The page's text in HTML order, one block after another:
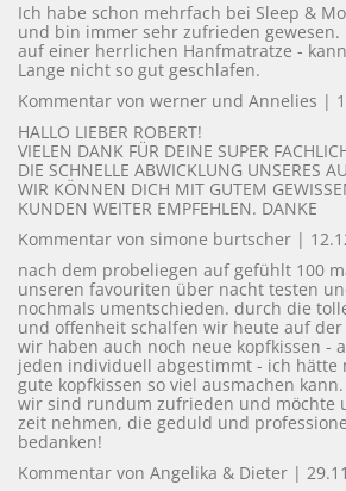
Ich habe schon mehrfach bei Sleep &
und bin immer sehr zufrieden gewesen.
auf einer herrlichen Hanfmatratze -
Lange nicht so gut geschlafen.
Kommentar von werner und Annelies |
HALLO LIEBER ROBERT!
VIELEN DANK FÜR DEINE SUPER
DIE SCHNELLE ABWICKLUNG UNSERES
WIR KÖNNEN DICH MIT GUTEM
KUNDEN WEITER EMPFEHLEN. DANKE
Kommentar von simone burtscher |
nach dem probeliegen auf gefühlt 100
unseren favouriten über nacht testen
nochmals umentschieden. durch die
und offenheit schalfen wir heute auf
wir haben auch noch neue kopfkissen -
jeden individuell abgestimmt - ich hätte
gute kopfkissen so viel ausmachen kann.
wir sind rundum zufrieden und möchte
zeit nehmen, die geduld und
bedanken!
Kommentar von Angelika & Dieter |